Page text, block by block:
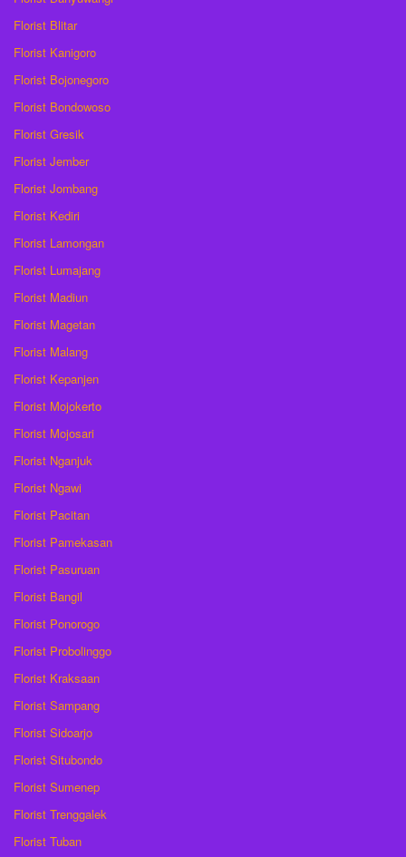
Florist Blitar
Florist Kanigoro
Florist Bojonegoro
Florist Bondowoso
Florist Gresik
Florist Jember
Florist Jombang
Florist Kediri
Florist Lamongan
Florist Lumajang
Florist Madiun
Florist Magetan
Florist Malang
Florist Kepanjen
Florist Mojokerto
Florist Mojosari
Florist Nganjuk
Florist Ngawi
Florist Pacitan
Florist Pamekasan
Florist Pasuruan
Florist Bangil
Florist Ponorogo
Florist Probolinggo
Florist Kraksaan
Florist Sampang
Florist Sidoarjo
Florist Situbondo
Florist Sumenep
Florist Trenggalek
Florist Tuban